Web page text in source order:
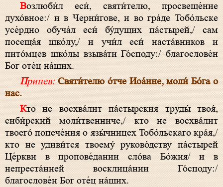
Возлюби́л еси́, святи́телю, просвеще́ние
духо́вное:/ и в Черни́гове, и во гра́де Тобо́льске
усе́рдно обуча́л еси́ бу́дущих па́стырей,/ сам
посеща́я шко́лу,/ и учи́л еси́ наста́вников и
пито́мцев шко́лы взыва́ти Го́споду:/ благослове́н
Бог оте́ц на́ших.
Припев: Святи́телю о́тче Иоа́нне, моли́ Бо́га о
нас.
Кто не восхва́лит па́стырския труды́ твоя́,
сиби́рский моли́твенниче,/ кто не восхва́лит
твоего́ попече́ния о язы́чницех Тобо́льскаго кра́я,/
кто не удиви́тся твоему́ руково́дству па́стырей
Це́ркви в пропове́дании сло́ва Бо́жия/ и в
непреста́нней восклица́нии Го́споду:/
благослове́н Бог оте́ц на́ших.